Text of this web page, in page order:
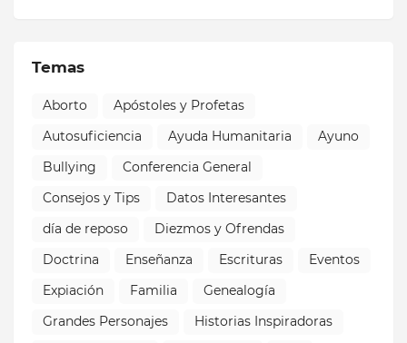
Temas
Aborto
Apóstoles y Profetas
Autosuficiencia
Ayuda Humanitaria
Ayuno
Bullying
Conferencia General
Consejos y Tips
Datos Interesantes
día de reposo
Diezmos y Ofrendas
Doctrina
Enseñanza Escrituras
Eventos
Expiación
Familia
Genealogía
Grandes Personajes
Historias Inspiradoras